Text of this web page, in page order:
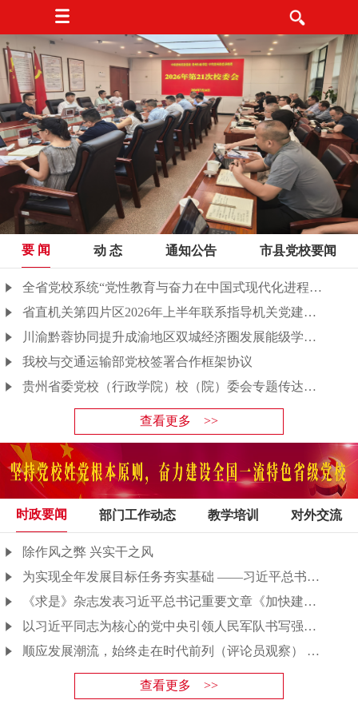
要 闻 动 态 通知公告 市县党校要闻
全省党校系统“党性教育与奋力在中国式现代化进程中展现贵州新风采”理论研讨会召开
省直机关第四片区2026年上半年联系指导机关党建工作会议在我校召开
川渝黔蓉协同提升成渝地区双城经济圈发展能级学术研讨会在贵阳举行
我校与交通运输部党校签署合作框架协议
贵州省委党校（行政学院）校（院）委会专题传达学习全国党校（行政学院）校长 （院长）会议精神
查看更多 >>
时政要闻 部门工作动态 教学培训 对外交流
除作风之弊 兴实干之风
为实现全年发展目标任务夯实基础 ——习近平总书记引领“十五五”开局之年中国经济破浪前行
《求是》杂志发表习近平总书记重要文章《加快建设健康中国》
以习近平同志为核心的党中央引领人民军队书写强军兴军新篇章
顺应发展潮流，始终走在时代前列（评论员观察） ——把党的优秀特质不断发扬光大④
查看更多 >>